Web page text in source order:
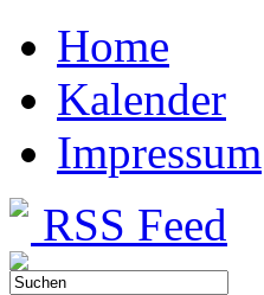
Home
Kalender
Impressum
RSS Feed